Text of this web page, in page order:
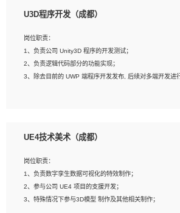
U3D程序开发（成都）
岗位职责：
1、负责公司 Unity3D 程序的开发测试；
2、负责逻辑代码部分的功能实现；
3、除去目前的 UWP 端程序开发发布, 后续对多端开发进
2、熟练掌握 Unity3D 程序开发，精通 C# 语言开发；
4、有良好的沟通能力和团队合作意识；
5、开发过 HoloLens 程序者优先。
UE4技术美术（成都）
岗位职责：
1、负责数字孪生数据可视化的特效制作；
2、参与公司 UE4 项目的支援开发；
3、特殊情况下参与3D模型 制作及其他相关制作；